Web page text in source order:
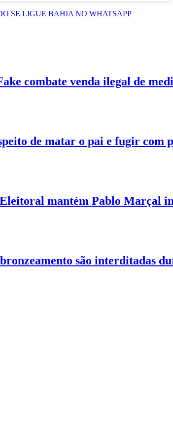
SE LIGUE BAHIA NO WHATSAPP
combate venda ilegal de
de matar o pai e fugir com
mantém Pablo Marçal
são interditadas